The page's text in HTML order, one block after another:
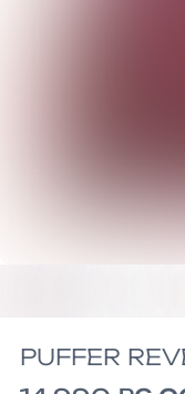
PUFFER